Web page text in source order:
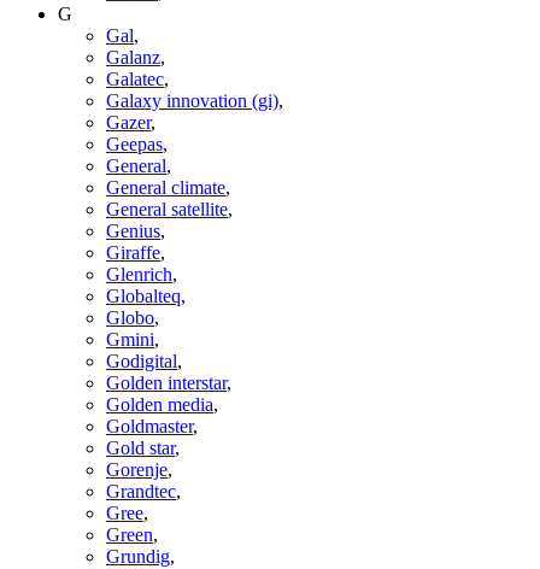
G
Gal,
Galanz,
Galatec,
Galaxy innovation (gi),
Gazer,
Geepas,
General,
General climate,
General satellite,
Genius,
Giraffe,
Glenrich,
Globalteq,
Globo,
Gmini,
Godigital,
Golden interstar,
Golden media,
Goldmaster,
Gold star,
Gorenje,
Grandtec,
Gree,
Green,
Grundig,